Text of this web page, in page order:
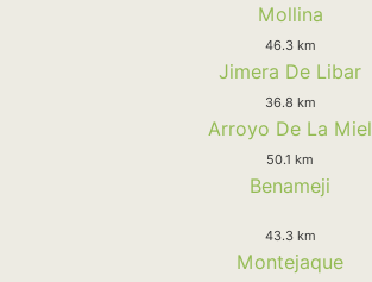
Mollina
46.3 km
Jimera De Libar
36.8 km
Arroyo De La Miel
50.1 km
Benameji
43.3 km
Montejaque